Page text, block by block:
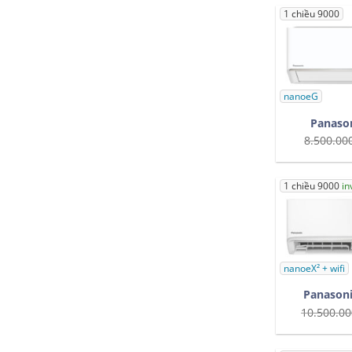
1 chiều 9000
nanoeG
1 chiều 9000
nanoeX² + wifi